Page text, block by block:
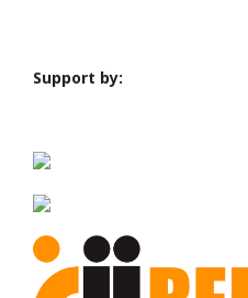
Support by: